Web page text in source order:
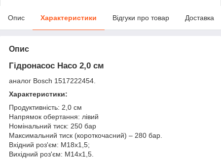
Опис Характеристики Відгуки про товар Доставка
Опис
Гідронасос Haco 2,0 см
аналог Bosch 1517222454.
Характеристики:
Продуктивність: 2,0 см
Напрямок обертання: лівий
Номінальний тиск: 250 бар
Максимальний тиск (короткочасний) – 280 бар.
Вхідний роз'єм: M18x1,5;
Вихідний роз'єм: M14x1,5.